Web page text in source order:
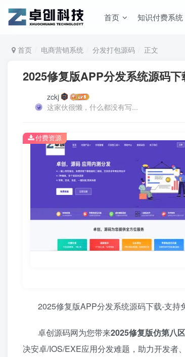
首页 知识付费系统
首页 电商营销系统 分发打包源码 正文
2025修复版APP分发系统源码
zckj
这家伙很懒，什么都没有写...
付费资源
2025修复版APP分发系统源码下载-支持
卓创源码网为您带来2025修复版仿第八
决安卓/IOS/EXE应用分发难题，助力开发者